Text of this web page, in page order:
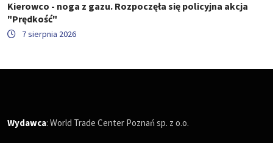
Kierowco - noga z gazu. Rozpoczęła się policyjna akcja
"Prędkość"
7 sierpnia 2026
Wydawca: World Trade Center Poznań sp. z o.o.